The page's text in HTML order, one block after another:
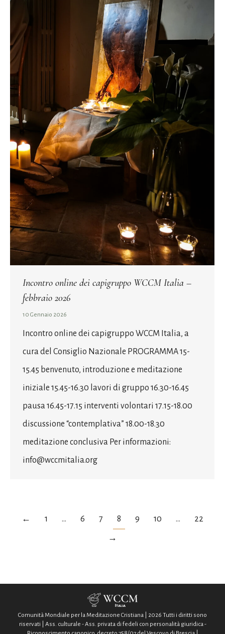
Incontro online dei capigruppo WCCM Italia –
febbraio 2026
10 Gennaio 2026
Incontro online dei capigruppo WCCM Italia, a
cura del Consiglio Nazionale PROGRAMMA 15-
15.45 benvenuto, introduzione e meditazione
iniziale 15.45-16.30 lavori di gruppo 16.30-16.45
pausa 16.45-17.15 interventi volontari 17.15-18.00
discussione “contemplativa” 18.00-18.30
meditazione conclusiva Per informazioni:
info@wccmitalia.org
← 1 … 6 7 8 9 10 … 22
→
Comunità Mondiale per la Meditazione Cristiana | 2026 Tutti i diritti sono
riservati | Ass. culturale - Ass. privata di fedeli con personalità giuridica -